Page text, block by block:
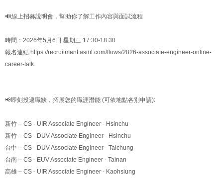
🔊線上招募說明會，幫助你了解工作內容與面試流程
時間：2026年5月6日 星期三 17:30-18:30
報名連結:https://recruitment.asml.com/flows/2026-associate-engineer-online-
career-talk
📢即刻投遞職缺，拓展您的職涯潛能 (可依地點各別申請):
新竹 – CS - UIR Associate Engineer - Hsinchu
新竹 – CS - DUV Associate Engineer - Hsinchu
台中 – CS - DUV Associate Engineer - Taichung
台南 – CS - EUV Associate Engineer - Tainan
高雄 – CS - UIR Associate Engineer - Kaohsiung